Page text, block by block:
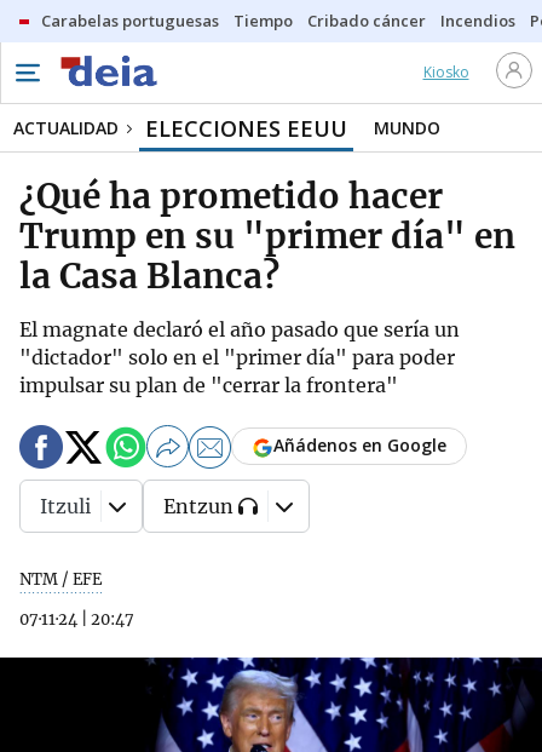
Carabelas portuguesas Tiempo Cribado cáncer Incendios
Kiosko
ACTUALIDAD ELECCIONES EEUU MUNDO
¿Qué ha prometido hacer
Trump en su "primer día" en
la Casa Blanca?
El magnate declaró el año pasado que sería un
"dictador" solo en el "primer día" para poder
impulsar su plan de "cerrar la frontera"
NTM / EFE
07·11·24
20:47
Añádenos en Google
Itzuli Entzun